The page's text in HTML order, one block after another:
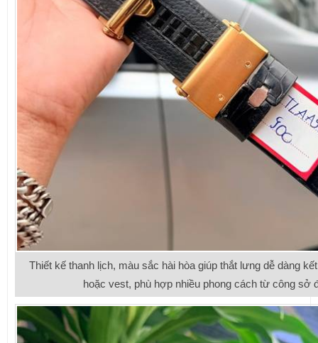
Thiết kế thanh lịch, màu sắc hài hòa giúp thắt lưng dễ dàng
hoặc vest, phù hợp nhiều phong cách từ công sở